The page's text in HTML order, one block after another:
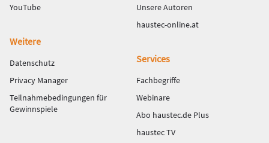
YouTube
Unsere Autoren
haustec-online.at
Weitere
Datenschutz
Privacy Manager
Teilnahmebedingungen für
Gewinnspiele
Services
Fachbegriffe
Webinare
Abo haustec.de Plus
haustec TV